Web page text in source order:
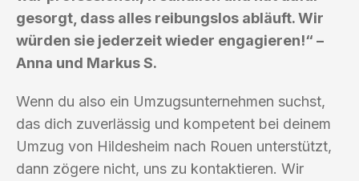
gesorgt, dass alles reibungslos abläuft. Wir
würden sie jederzeit wieder engagieren!“ –
Anna und Markus S.
Wenn du also ein Umzugsunternehmen suchst,
das dich zuverlässig und kompetent bei deinem
Umzug von Hildesheim nach Rouen unterstützt,
dann zögere nicht, uns zu kontaktieren. Wir